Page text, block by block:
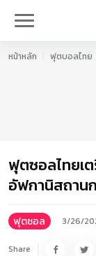
หน้าหลัก ฟุตบอลไทย
ฟุตซอลไทยเ
อัฟกานิสถาน
ฟุตซอล 3/26/
Share